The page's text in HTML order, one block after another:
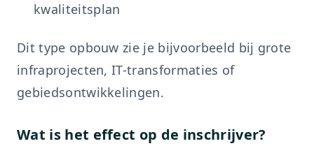
kwaliteitsplan
Dit type opbouw zie je bijvoorbeeld bij grote
infraprojecten, IT-transformaties of
gebiedsontwikkelingen.
Wat is het effect op de inschrijver?